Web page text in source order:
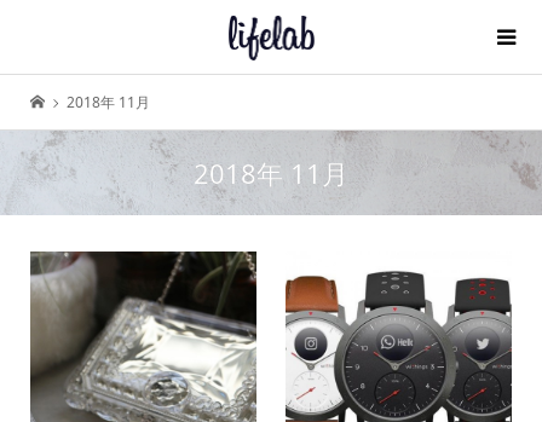
2018年 11月
2018年 11月